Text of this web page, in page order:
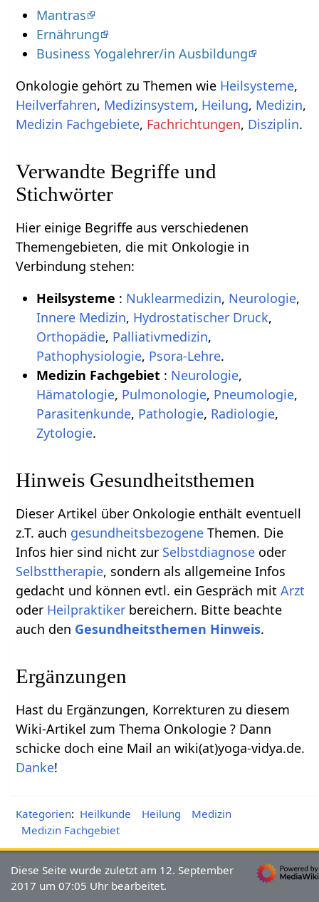
Mantras
Ernährung
Business Yogalehrer/in Ausbildung
Onkologie gehört zu Themen wie Heilsysteme,
Heilverfahren, Medizinsystem, Heilung, Medizin,
Medizin Fachgebiete, Fachrichtungen, Disziplin.
Verwandte Begriffe und
Stichwörter
Hier einige Begriffe aus verschiedenen
Themengebieten, die mit Onkologie in
Verbindung stehen:
Heilsysteme : Nuklearmedizin, Neurologie,
Innere Medizin, Hydrostatischer Druck,
Orthopädie, Palliativmedizin,
Pathophysiologie, Psora-Lehre.
Medizin Fachgebiet : Neurologie,
Hämatologie, Pulmonologie, Pneumologie,
Parasitenkunde, Pathologie, Radiologie,
Zytologie.
Hinweis Gesundheitsthemen
Dieser Artikel über Onkologie enthält eventuell
z.T. auch gesundheitsbezogene Themen. Die
Infos hier sind nicht zur Selbstdiagnose oder
Selbsttherapie, sondern als allgemeine Infos
gedacht und können evtl. ein Gespräch mitArzt
oder Heilpraktiker bereichern. Bitte beachte
auch den Gesundheitsthemen Hinweis.
Ergänzungen
Hast du Ergänzungen, Korrekturen zu diesem
Wiki-Artikel zum Thema Onkologie ? Dann
schicke doch eine Mail an wiki(at)yoga-vidya.de.
Danke!
Kategorien: Heilkunde Heilung
Medizin
Medizin Fachgebiet
Diese Seite wurde zuletzt am 12. September
2017 um 07:05 Uhr bearbeitet.